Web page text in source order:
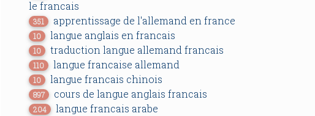
le francais
351 apprentissage de l'allemand en france
10 langue anglais en francais
10 traduction langue allemand francais
110 langue francaise allemand
10 langue francais chinois
897 cours de langue anglais francais
204 langue francais arabe